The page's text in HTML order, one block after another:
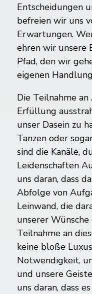
Entscheidungen
befreien wir uns
Erwartungen.
ehren wir unsere
Pfad, den wir
eigenen
Die Teilnahme
Erfüllung
unser Dasein zu
Tanzen oder
sind die Kanäle,
Leidenschaften
uns daran, dass
Abfolge von
Leinwand, die
unserer
Teilnahme an
keine bloße
Notwendigkeit,
und unsere
uns daran, dass